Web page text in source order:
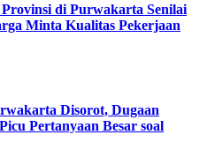
di Purwakarta Senilai
Minta Kualitas Pekerjaan
Disorot, Dugaan
Pertanyaan Besar soal